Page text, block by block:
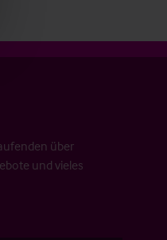
über
und vieles